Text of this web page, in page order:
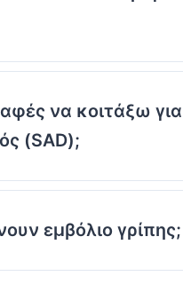
να κοιτάξω για
(SAD);
εμβόλιο γρίπης;